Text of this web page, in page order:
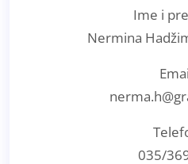
Ime i
Nermina
035/